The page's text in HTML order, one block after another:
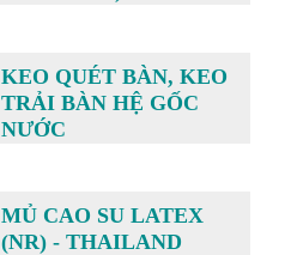
KEO QUÉT BÀN, KEO
TRẢI BÀN HỆ GỐC
NƯỚC
MỦ CAO SU LATEX
(NR) - THAILAND